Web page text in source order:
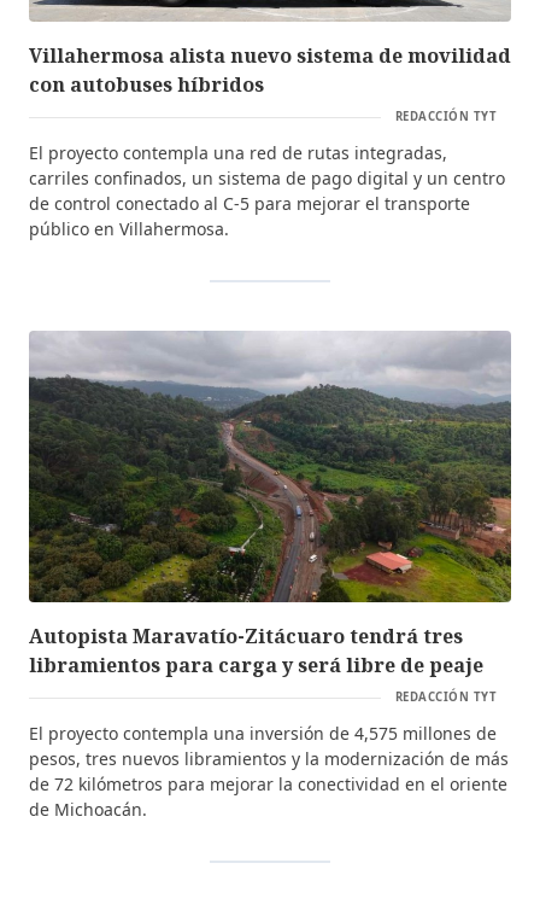
Villahermosa alista nuevo sistema de movilidad
con autobuses híbridos
REDACCIÓN TYT
El proyecto contempla una red de rutas integradas,
carriles confinados, un sistema de pago digital y un centro
de control conectado al C-5 para mejorar el transporte
público en Villahermosa.
Autopista Maravatío-Zitácuaro tendrá tres
libramientos para carga y será libre de peaje
REDACCIÓN TYT
El proyecto contempla una inversión de 4,575 millones de
pesos, tres nuevos libramientos y la modernización de más
de 72 kilómetros para mejorar la conectividad en el oriente
de Michoacán.